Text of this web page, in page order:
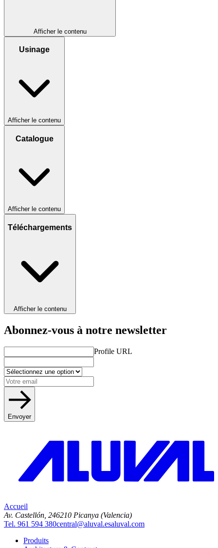
Afficher le contenu
Usinage
Afficher le contenu
Catalogue
Afficher le contenu
Téléchargements
Afficher le contenu
Abonnez-vous à notre newsletter
Profile URL
Envoyer
Accueil
Av. Castellón, 246210 Picanya (Valencia)
Tel. 961 594 380central@aluval.esaluval.com
Produits